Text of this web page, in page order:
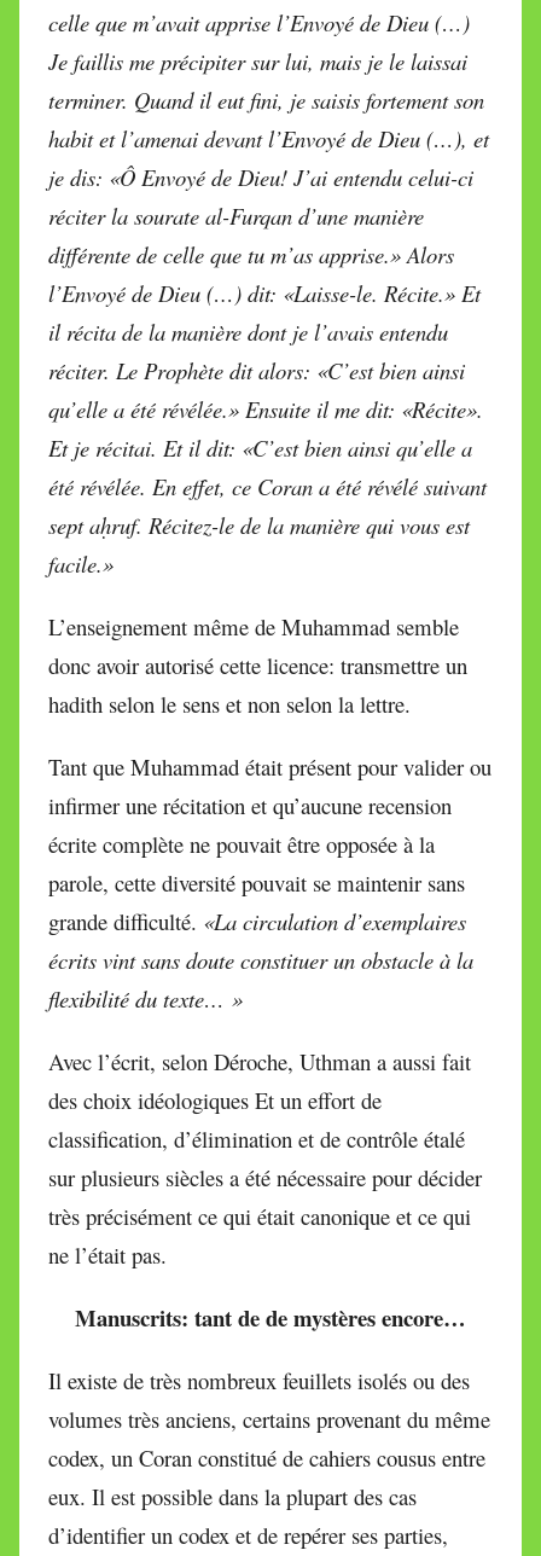
celle que m’avait apprise l’Envoyé de Dieu (…)
Je faillis me précipiter sur lui, mais je le laissai
terminer. Quand il eut fini, je saisis fortement son
habit et l’amenai devant l’Envoyé de Dieu (…), et
je dis: «Ô Envoyé de Dieu! J’ai entendu celui-ci
réciter la sourate al-Furqan d’une manière
différente de celle que tu m’as apprise.» Alors
l’Envoyé de Dieu (…) dit: «Laisse-le. Récite.» Et
il récita de la manière dont je l’avais entendu
réciter. Le Prophète dit alors: «C’est bien ainsi
qu’elle a été révélée.» Ensuite il me dit: «Récite».
Et je récitai. Et il dit: «C’est bien ainsi qu’elle a
été révélée. En effet, ce Coran a été révélé suivant
sept aḥruf. Récitez-le de la manière qui vous est
facile.»
L’enseignement même de Muhammad semble
donc avoir autorisé cette licence: transmettre un
hadith selon le sens et non selon la lettre.
Tant que Muhammad était présent pour valider ou
infirmer une récitation et qu’aucune recension
écrite complète ne pouvait être opposée à la
parole, cette diversité pouvait se maintenir sans
grande difficulté. «La circulation d’exemplaires
écrits vint sans doute constituer un obstacle à la
flexibilité du texte… »
Avec l’écrit, selon Déroche, Uthman a aussi fait
des choix idéologiques Et un effort de
classification, d’élimination et de contrôle étalé
sur plusieurs siècles a été nécessaire pour décider
très précisément ce qui était canonique et ce qui
ne l’était pas.
Manuscrits: tant de de mystères encore…
Il existe de très nombreux feuillets isolés ou des
volumes très anciens, certains provenant du même
codex, un Coran constitué de cahiers cousus entre
eux. Il est possible dans la plupart des cas
d’identifier un codex et de repérer ses parties,